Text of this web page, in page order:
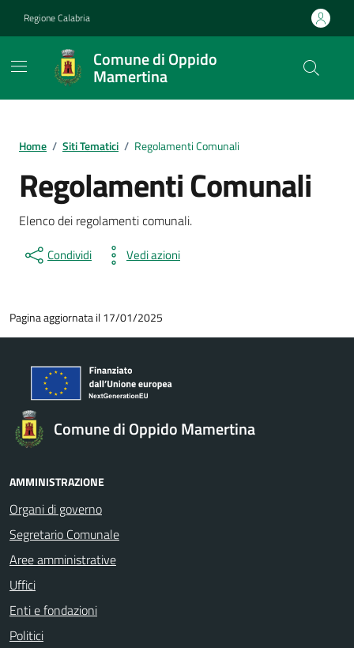
Regione Calabria
Comune di Oppido
Mamertina
Home / Siti Tematici / Regolamenti Comunali
Regolamenti Comunali
Elenco dei regolamenti comunali.
Condividi Vedi azioni
Pagina aggiornata il 17/01/2025
Comune di Oppido Mamertina
AMMINISTRAZIONE
Organi di governo
Segretario Comunale
Aree amministrative
Uffici
Enti e fondazioni
Politici